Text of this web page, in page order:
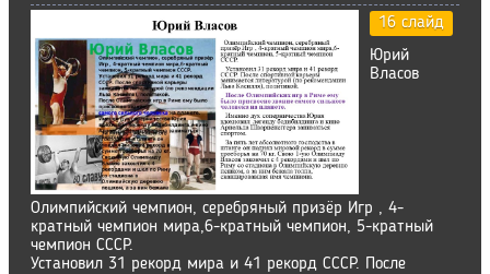
16 слайд
Юрий
Власов
Олимпийский чемпион, серебряный призёр Игр , 4-
кратный чемпион мира,6-кратный чемпион, 5-кратный
чемпион СССР.
Установил 31 рекорд мира и 41 рекорд СССР. После